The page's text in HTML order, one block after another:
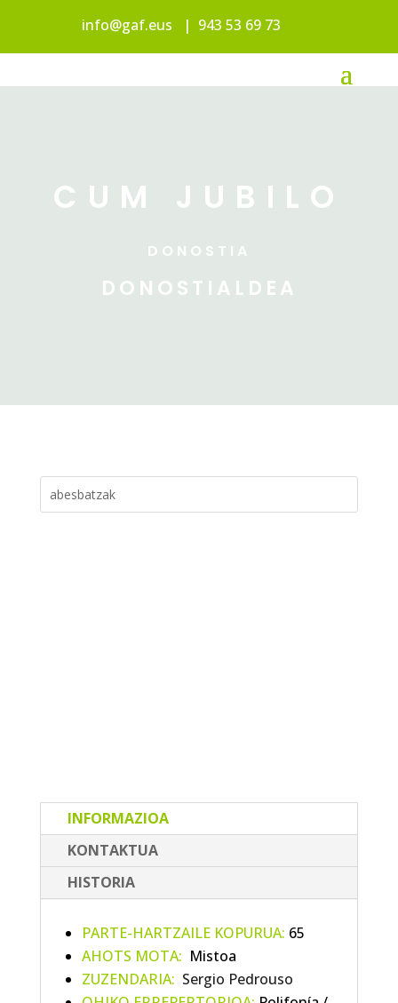
info@gaf.eus | 943 53 69 73
CUM JUBILO
DONOSTIA
DONOSTIALDEA
INFORMAZIOA
KONTAKTUA
HISTORIA
PARTE-HARTZAILE KOPURUA: 65
AHOTS MOTA: Mistoa
ZUZENDARIA: Sergio Pedrouso